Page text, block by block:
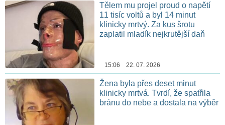
Tělem mu projel proud o napětí
11 tisíc voltů a byl 14 minut
klinicky mrtvý. Za kus šrotu
zaplatil mladík nejkrutější daň
15:06 22. 07. 2026
Žena byla přes deset minut
klinicky mrtvá. Tvrdí, že spatřila
bránu do nebe a dostala na výběr